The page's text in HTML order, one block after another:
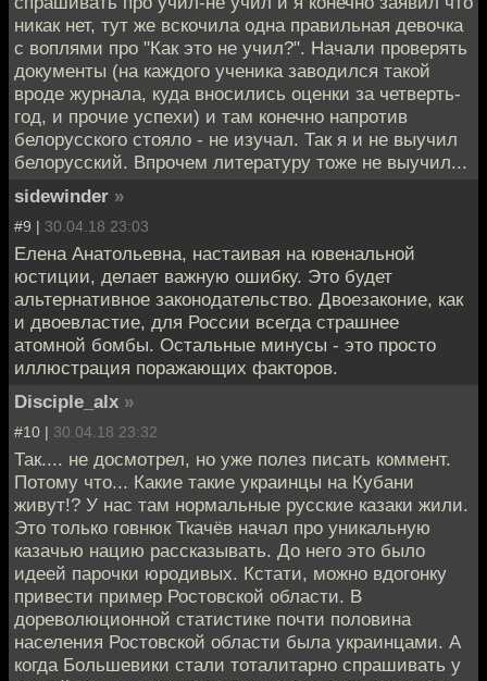
никак нет, тут же вскочила одна правильная девочка
с воплями про "Как это не учил?". Начали проверять
документы (на каждого ученика заводился такой
вроде журнала, куда вносились оценки за четверть-
год, и прочие успехи) и там конечно напротив
белорусского стояло - не изучал. Так я и не выучил
белорусский. Впрочем литературу тоже не выучил...
sidewinder »
#9 | 30.04.18 23:03
Елена Анатольевна, настаивая на ювенальной
юстиции, делает важную ошибку. Это будет
альтернативное законодательство. Двоезаконие, как
и двоевластие, для России всегда страшнее
атомной бомбы. Остальные минусы - это просто
иллюстрация поражающих факторов.
Disciple_alx »
#10 | 30.04.18 23:32
Так.... не досмотрел, но уже полез писать коммент.
Потому что... Какие такие украинцы на Кубани
живут!? У нас там нормальные русские казаки жили.
Это только говнюк Ткачёв начал про уникальную
казачью нацию рассказывать. До него это было
идеей парочки юродивых. Кстати, можно вдогонку
привести пример Ростовской области. В
дореволюционной статистике почти половина
населения Ростовской области была украинцами. А
когда Большевики стали тоталитарно спрашивать у